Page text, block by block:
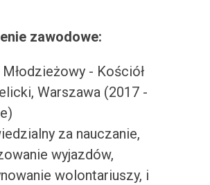
zawodowe:
- Kościół
Warszawa (2017 -
za nauczanie,
wyjazdów,
wolontariuszy, i